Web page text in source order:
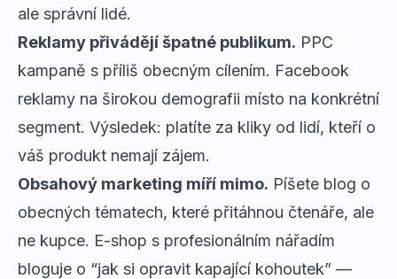
ale správní lidé.
Reklamy přivádějí špatné publikum. PPC
kampaně s příliš obecným cílením. Facebook
reklamy na širokou demografii místo na konkrétní
segment. Výsledek: platíte za kliky od lidí, kteří o
váš produkt nemají zájem.
Obsahový marketing míří mimo. Píšete blog o
obecných tématech, které přitáhnou čtenáře, ale
ne kupce. E-shop s profesionálním nářadím
bloguje o “jak si opravit kapající kohoutek” —